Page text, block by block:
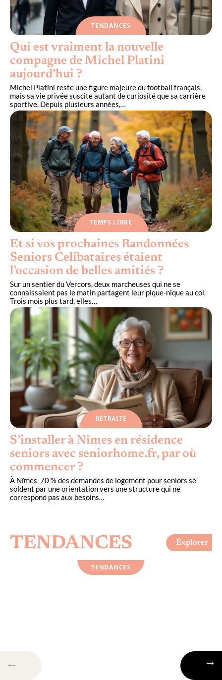
TENDANCES
Qui est vraiment la nouvelle
compagne de Michel Platini
aujourd’hui ?
Michel Platini reste une figure majeure du football français,
mais sa vie privée suscite autant de curiosité que sa carrière
sportive. Depuis plusieurs années,…
TEMPS LIBRE
Et si vos prochaines Randonnées
Seniors Celibataires étaient
l’occasion de belles amitiés ?
Sur un sentier du Vercors, deux marcheuses qui ne se
connaissaient pas le matin partagent leur pique-nique au col.
Trois mois plus tard, elles
RETRAITE
S’installer à Nîmes en résidence
seniors avec seniorhome.fr, par où
commencer ?
À Nîmes, 70 % des demandes de logement pour seniors se
soldent par une orientation vers une structure qui ne
correspond pas aux besoins…
TENDANCES Explorer
TENDANCES